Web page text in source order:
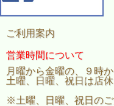
ご利用案内
営業時間について
月曜から金曜の、９時
土曜、日曜、祝日は店休
※土曜、日曜、祝日のご